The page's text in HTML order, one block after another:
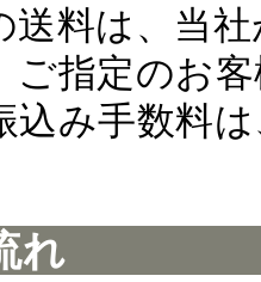
送料は、当
ご指定のお
込み手数料
れ